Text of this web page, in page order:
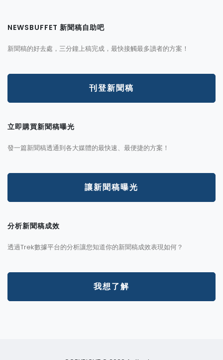
NEWSBUFFET 新聞稿自助吧
新聞稿的好去處，三分鐘上稿完成，最快接觸最多讀者的方案！
刊登新聞稿
立即購買新聞稿曝光
發一篇新聞稿透通到各大媒體的最快速、最便捷的方案！
讓新聞稿曝光
分析新聞稿成效
透過Trek數據平台的分析讓您知道你的新聞稿成效表現如何？
我想了解